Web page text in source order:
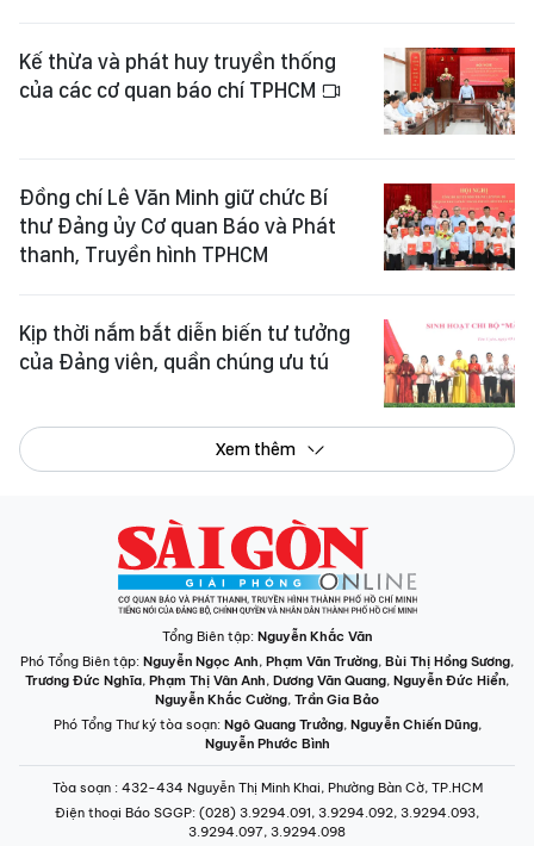
Kế thừa và phát huy truyền thống
của các cơ quan báo chí TPHCM
Đồng chí Lê Văn Minh giữ chức Bí
thư Đảng ủy Cơ quan Báo và Phát
thanh, Truyền hình TPHCM
Kịp thời nắm bắt diễn biến tư tưởng
của Đảng viên, quần chúng ưu tú
Xem thêm
Tổng Biên tập: Nguyễn Khắc Văn
Phó Tổng Biên tập: Nguyễn Ngọc Anh, Phạm Văn Trường, Bùi Thị Hồng Sương,
Trương Đức Nghĩa, Phạm Thị Vân Anh, Dương Văn Quang, Nguyễn Đức Hiển,
Nguyễn Khắc Cường, Trần Gia Bảo
Phó Tổng Thư ký tòa soạn: Ngô Quang Trưởng, Nguyễn Chiến Dũng,
Nguyễn Phước Bình
Tòa soạn : 432-434 Nguyễn Thị Minh Khai, Phường Bàn Cờ, TP.HCM
Điện thoại Báo SGGP: (028) 3.9294.091, 3.9294.092, 3.9294.093,
3.9294.097, 3.9294.098